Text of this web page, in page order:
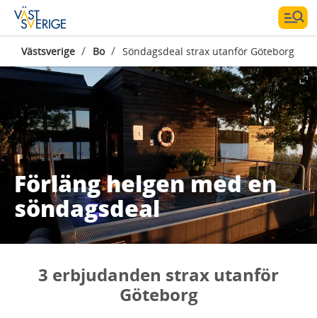
Västsverige / Bo / Söndagsdeal strax utanför Göteborg
Förläng helgen med en
söndagsdeal
3 erbjudanden strax utanför
Göteborg